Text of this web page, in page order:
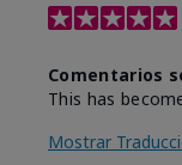
Comentarios
This has
Mostrar